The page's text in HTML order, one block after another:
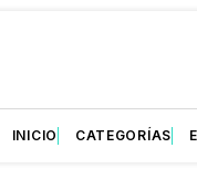
INICIO CATEGORÍAS